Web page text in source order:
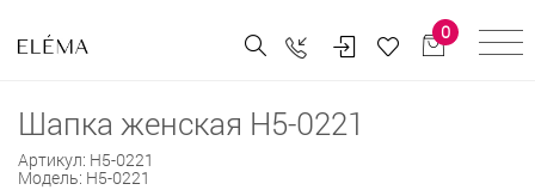
0
Шапка женская H5-0221
Артикул: H5-0221
Модель: H5-0221